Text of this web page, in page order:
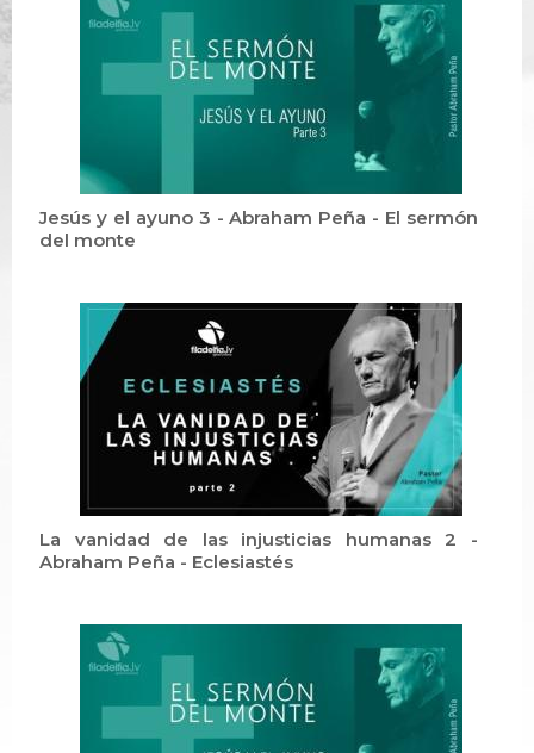
Jesús y el ayuno 3 - Abraham Peña - El sermón
del monte
La vanidad de las injusticias humanas 2 -
Abraham Peña - Eclesiastés